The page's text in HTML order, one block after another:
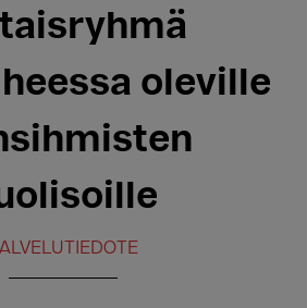
oleville